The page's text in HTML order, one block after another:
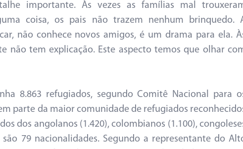
importante. Às vezes as famílias mal
coisa, os pais não trazem nenhum brinquedo.
não conhece novos amigos, é um drama para ela.
não tem explicação. Este aspecto temos que olhar
8.863 refugiados, segundo Comitê Nacional para
parte da maior comunidade de refugiados
dos angolanos (1.420), colombianos (1.100),
79 nacionalidades. Segundo a representante do